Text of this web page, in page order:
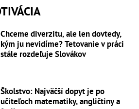
Chceme diverzitu, ale len dovtedy,
kým ju nevidíme? Tetovanie v práci
stále rozdeľuje Slovákov
Školstvo: Najväčší dopyt je po
učiteľoch matematiky, angličtiny a